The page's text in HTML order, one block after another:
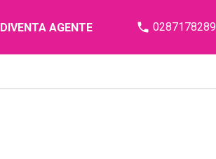
DIVENTA AGENTE 0287178289